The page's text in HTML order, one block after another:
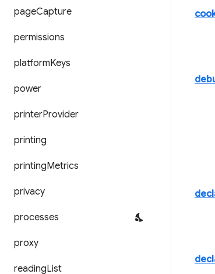
pageCapture
permissions
platformKeys
power
printerProvider
printing
printingMetrics
privacy
processes
proxy
readingList